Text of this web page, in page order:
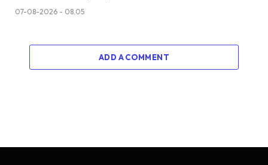
07-08-2026 - 08.05
ADD A COMMENT